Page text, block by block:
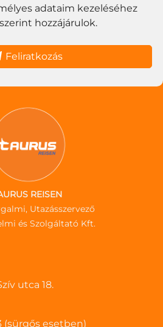
adataim kezeléséhez
hozzájárulok.
Feliratkozás
REISEN
Utazásszervező
és Szolgáltató Kft.
utca 18.
(sürgős esetben)